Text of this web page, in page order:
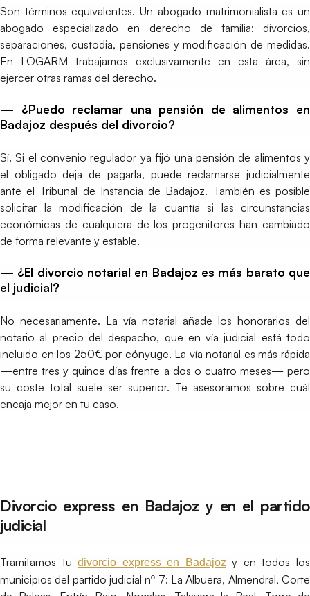
Son términos equivalentes. Un abogado matrimonialista es un
abogado especializado en derecho de familia: divorcios,
separaciones, custodia, pensiones y modificación de medidas.
En LOGARM trabajamos exclusivamente en esta área, sin
ejercer otras ramas del derecho.
— ¿Puedo reclamar una pensión de alimentos en
Badajoz después del divorcio?
Sí. Si el convenio regulador ya fijó una pensión de alimentos y
el obligado deja de pagarla, puede reclamarse judicialmente
ante el Tribunal de Instancia de Badajoz. También es posible
solicitar la modificación de la cuantía si las circunstancias
económicas de cualquiera de los progenitores han cambiado
de forma relevante y estable.
— ¿El divorcio notarial en Badajoz es más barato que
el judicial?
No necesariamente. La vía notarial añade los honorarios del
notario al precio del despacho, que en vía judicial está todo
incluido en los 250€ por cónyuge. La vía notarial es más rápida
—entre tres y quince días frente a dos o cuatro meses— pero
su coste total suele ser superior. Te asesoramos sobre cuál
encaja mejor en tu caso.
Divorcio express en Badajoz y en el partido
judicial
Tramitamos tudivorcio express en Badajozy en todos los
municipios del partido judicial nº 7: La Albuera, Almendral, Corte